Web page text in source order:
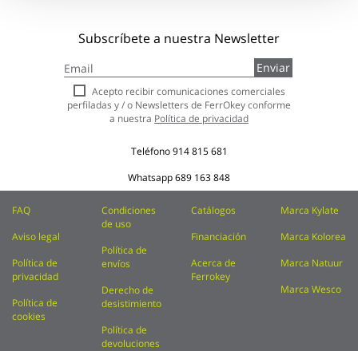
Subscríbete a nuestra Newsletter
a
nuestro
boletín
de
Enviar
Acepto recibir comunicaciones comerciales
perfiladas y / o Newsletters de FerrOkey conforme
a nuestra Política de privacidad
Teléfono914 815 681
Whatsapp689 163 848
FAQ
Aviso legal
Política de
privacidad
Política de
cookies
Condiciones
de uso
Política de
envíos
Derecho de
desistimiento
Política de
devoluciones
Catálogos
Financiación
Acerca de
Ferrokey
Marca Kylate
Marca Kolorea
Marca Natuur
Marca Wesco